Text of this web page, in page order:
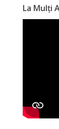
La Mulți